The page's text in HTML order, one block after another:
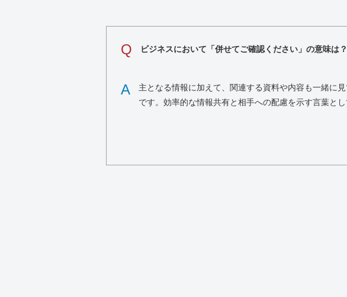
Q ビジネスにおいて「併せてご確認ください」の意味は？
A
主となる情報に加えて、関連する資料や内容も一緒に
です。効率的な情報共有と相手への配慮を示す言葉とし